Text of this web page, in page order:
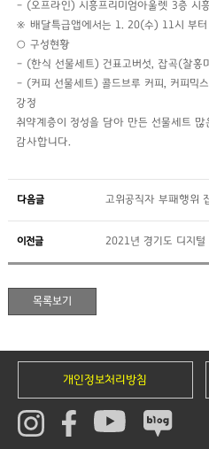
– (오프라인) 시흥프리미엄아울렛 3층 시
※ 배달특급앱에서는 1. 20(수) 11시 부
○ 구성현황
– (한식 선물세트) 건표고버섯, 잡곡(찰홍
– (커피 선물세트) 콜드브루 커피, 커피믹
강정
취약계층이 정성을 담아 만든 선물세트 많
감사합니다.
다음글 고위공직자 부패행위
이전글 2021년 경기도 디지
개인정보처리방침